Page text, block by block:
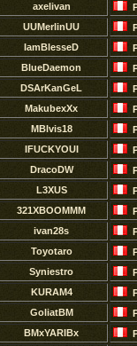
axelivan
UUMerlinUU
IamBlesseD
BlueDaemon
DSArKanGeL
MakubexXx
MBlvis18
IFUCKYOUI
DracoDW
L3XUS
321XBOOMMM
ivan28s
Toyotaro
Syniestro
KURAM4
GoliatBM
BMxYARIBx